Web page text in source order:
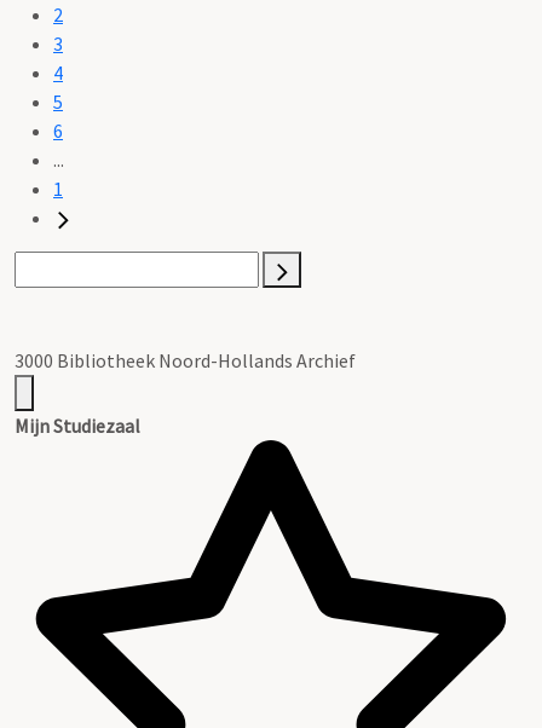
2
3
4
5
6
...
1
3000 Bibliotheek Noord-Hollands Archief
Mijn Studiezaal